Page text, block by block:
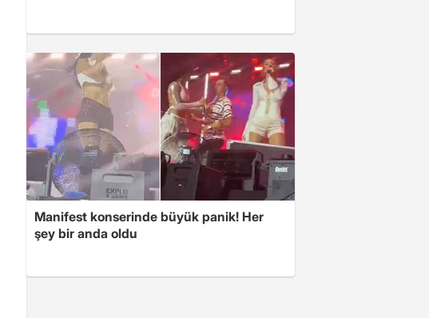
Manifest konserinde büyük panik! Her
şey bir anda oldu